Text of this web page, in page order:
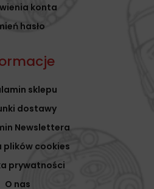
konta
hasło
sklepu
dostawy
Newslettera
plików cookies
prywatności
O nas